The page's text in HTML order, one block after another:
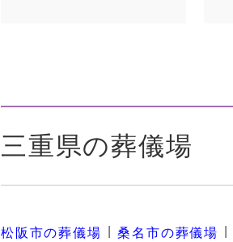
三重県の葬儀場
松阪市の葬儀場 桑名市の葬儀場